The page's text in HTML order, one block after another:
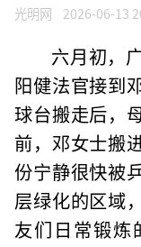
光明网 2026-06-13
六月初，
阳健法官接到
球台搬走后，
前，邓女士搬
份宁静很快被
层绿化的区域
友们日常锻炼